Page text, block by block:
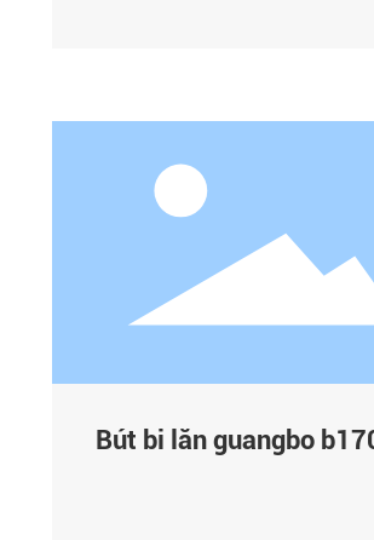
Bút bi lăn guangbo